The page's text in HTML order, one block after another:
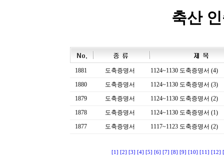
축산
1881 도축증명서
1124~1130 도축증명서 (4)
1880
도축증명서
1124~1130 도축증명서 (3)
1879
도축증명서
1124~1130 도축증명서 (2)
1878
도축증명서
1124~1130 도축증명서 (1)
1877
도축증명서 1117~1123 도축증명서 (2)
[1] [2] [3] [4] [5] [6] [7] [8] [9] [10] [11] [12]